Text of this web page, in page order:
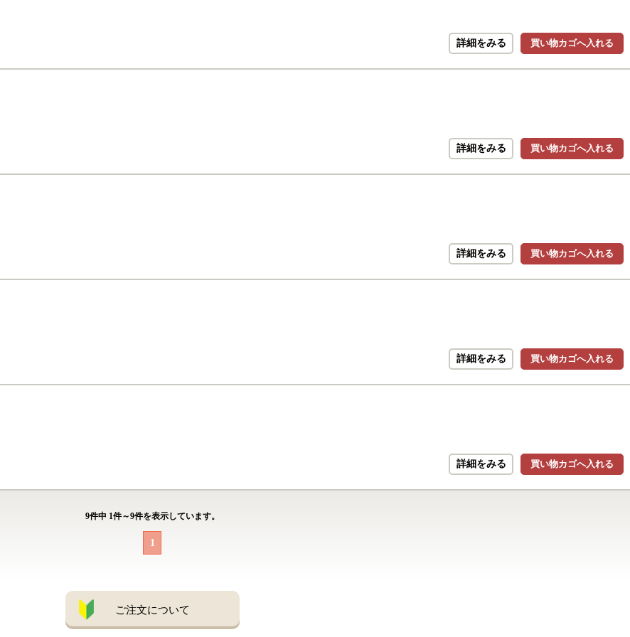
買い物カゴへ入れる
詳細をみる
買い物カゴへ入れる
詳細をみる
買い物カゴへ入れる
詳細をみる
買い物カゴへ入れる
詳細をみる
買い物カゴへ入れる
詳細をみる
9件中 1件～9件を表示しています。
1
ご注文について